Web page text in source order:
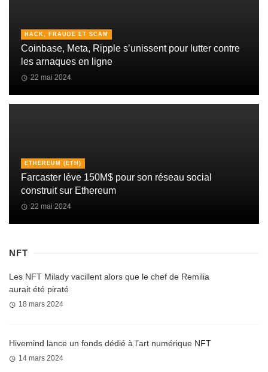
HACK, FRAUDE ET SCAM
Coinbase, Meta, Ripple s’unissent pour lutter contre
les arnaques en ligne
22 mai 2024
ETHEREUM (ETH)
Farcaster lève 150M$ pour son réseau social
construit sur Ethereum
22 mai 2024
NFT
Les NFT Milady vacillent alors que le chef de Remilia
aurait été piraté
18 mars 2024
Hivemind lance un fonds dédié à l’art numérique NFT
14 mars 2024